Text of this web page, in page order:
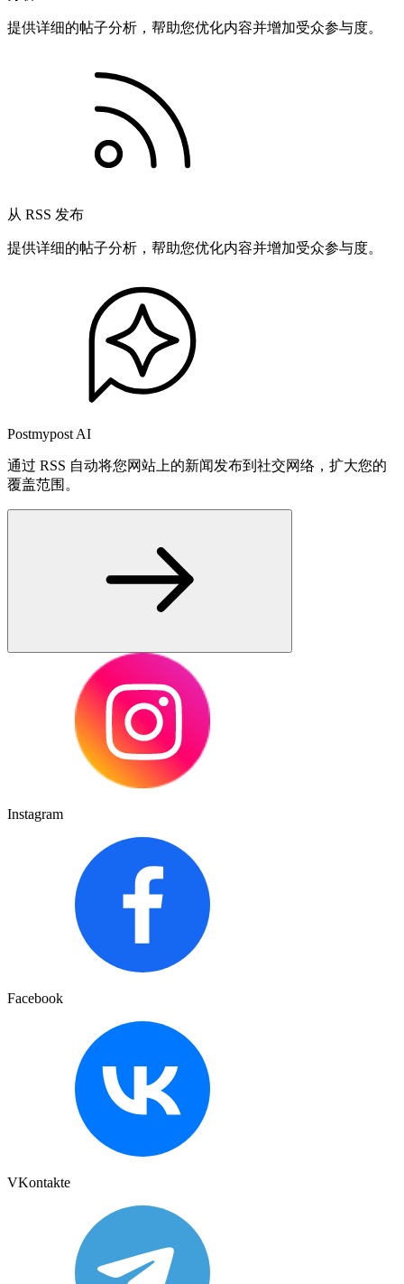
提供详细的帖子分析，帮助您优化内容并增加受众参与度。
从 RSS 发布
提供详细的帖子分析，帮助您优化内容并增加受众参与度。
Postmypost AI
通过 RSS 自动将您网站上的新闻发布到社交网络，扩大您的
覆盖范围。
Instagram
Facebook
VKontakte